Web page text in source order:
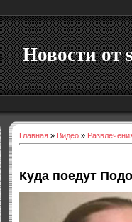
Новости от
Главная » Видео »
Куда поедут